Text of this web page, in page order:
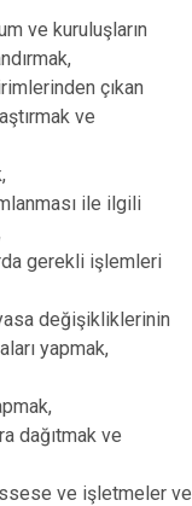
Pendik
Şile
Şişli
ve kuruluşların
çıkan
ve
ile ilgili
gerekli işlemleri
değişikliklerinin
yapmak,
dağıtmak ve
ve işletmeler ve